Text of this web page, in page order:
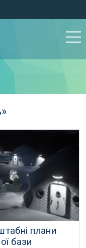
плани
бази